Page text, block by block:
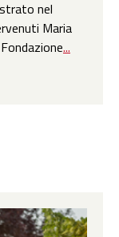
nel
Maria
...